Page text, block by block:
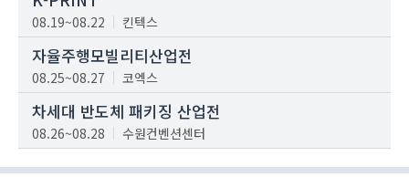
08.19~08.22 킨텍스
자율주행모빌리티산업전
08.25~08.27 코엑스
차세대 반도체 패키징 산업전
08.26~08.28 수원컨벤션센터